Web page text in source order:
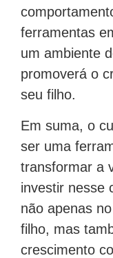
ferramentas
um ambiente
promoverá o
seu filho.
Em suma, o
ser uma
transformar a
investir nesse
não apenas
filho, mas
crescimento